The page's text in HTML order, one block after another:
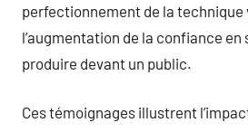
perfectionnement de la technique
l’augmentation de la confiance en
produire devant un public.
Ces témoignages illustrent